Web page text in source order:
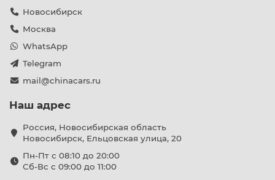
Новосибирск
Москва
WhatsApp
Telegram
mail@chinacars.ru
Наш адрес
Россия, Новосибирская область
Новосибирск, Ельцовская улица, 20
Пн-Пт с 08:10 до 20:00
Сб-Вс с 09:00 до 11:00